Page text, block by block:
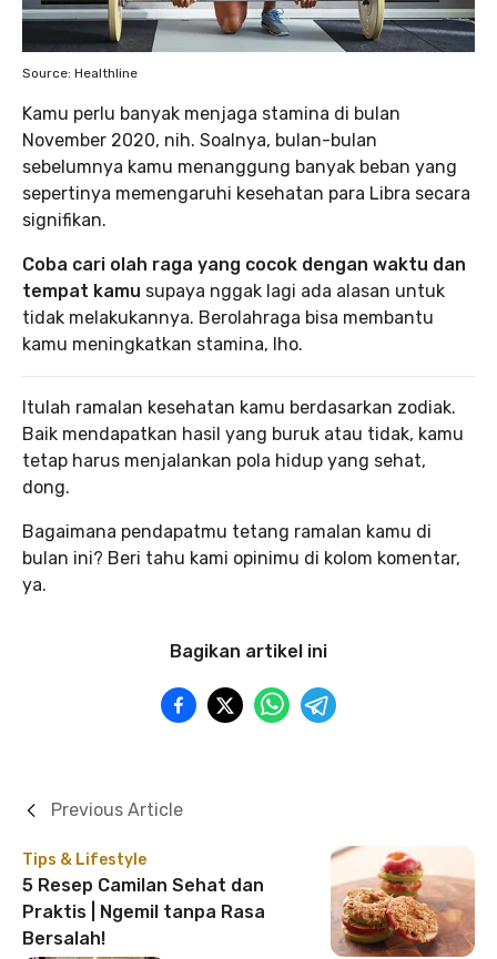
Source: Healthline
Kamu perlu banyak menjaga stamina di bulan
November 2020, nih. Soalnya, bulan-bulan
sebelumnya kamu menanggung banyak beban yang
sepertinya memengaruhi kesehatan para Libra secara
signifikan.
Coba cari olah raga yang cocok dengan waktu dan
tempat kamu supaya nggak lagi ada alasan untuk
tidak melakukannya. Berolahraga bisa membantu
kamu meningkatkan stamina, lho.
Itulah ramalan kesehatan kamu berdasarkan zodiak.
Baik mendapatkan hasil yang buruk atau tidak, kamu
tetap harus menjalankan pola hidup yang sehat,
dong.
Bagaimana pendapatmu tetang ramalan kamu di
bulan ini? Beri tahu kami opinimu di kolom komentar,
ya.
Bagikan artikel ini
Tips & Lifestyle
5 Resep Camilan Sehat dan
Praktis | Ngemil tanpa Rasa
Bersalah!
Previous Article